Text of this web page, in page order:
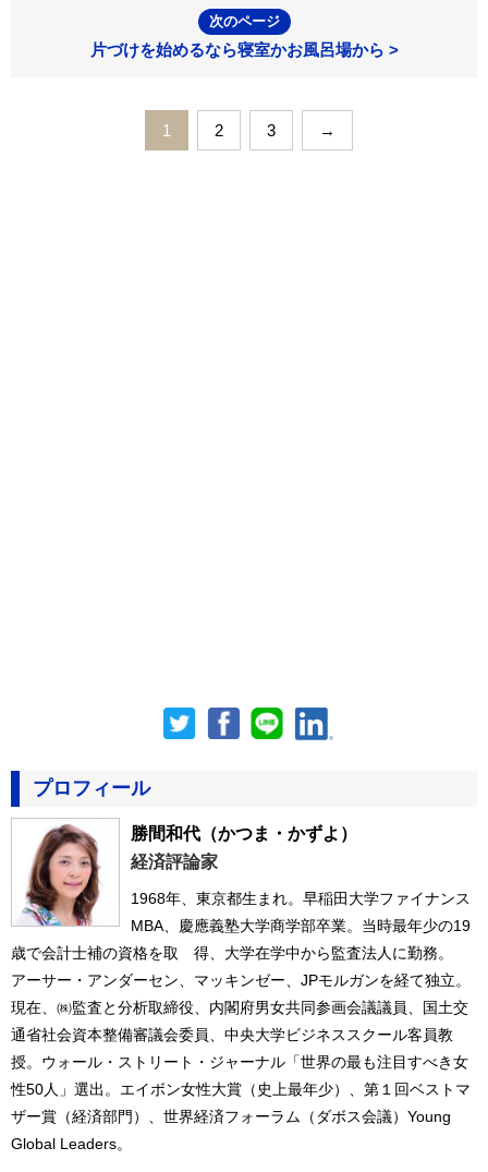
次のページ
片づけを始めるなら寝室かお風呂場から >
1 2 3 →
プロフィール
勝間和代 （かつま・かずよ）
経済評論家
1968年、東京都生まれ。早稲田大学ファイナンス
MBA、慶應義塾大学商学部卒業。当時最年少の19
歳で会計士補の資格を取 得、大学在学中から監査法人に勤務。
アーサー・アンダーセン、マッキンゼー、JPモルガンを経て独立。
現在、㈱監査と分析取締役、内閣府男女共同参画会議議員、国土交
通省社会資本整備審議会委員、中央大学ビジネススクール客員教
授。ウォール・ストリート・ジャーナル「世界の最も注目すべき女
性50人」選出。エイボン女性大賞（史上最年少）、第１回ベストマ
ザー賞（経済部門）、世界経済フォーラム（ダボス会議）Young
Global Leaders。